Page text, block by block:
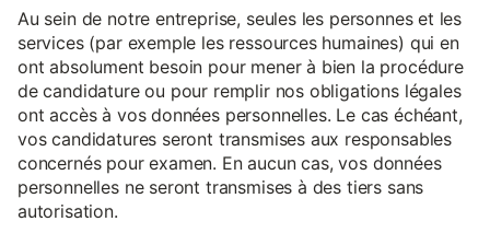
Au sein de notre entreprise, seules les personnes et les
services (par exemple les ressources humaines) qui en
ont absolument besoin pour mener à bien la procédure
de candidature ou pour remplir nos obligations légales
ont accès à vos données personnelles. Le cas échéant,
vos candidatures seront transmises aux responsables
concernés pour examen. En aucun cas, vos données
personnelles ne seront transmises à des tiers sans
autorisation.